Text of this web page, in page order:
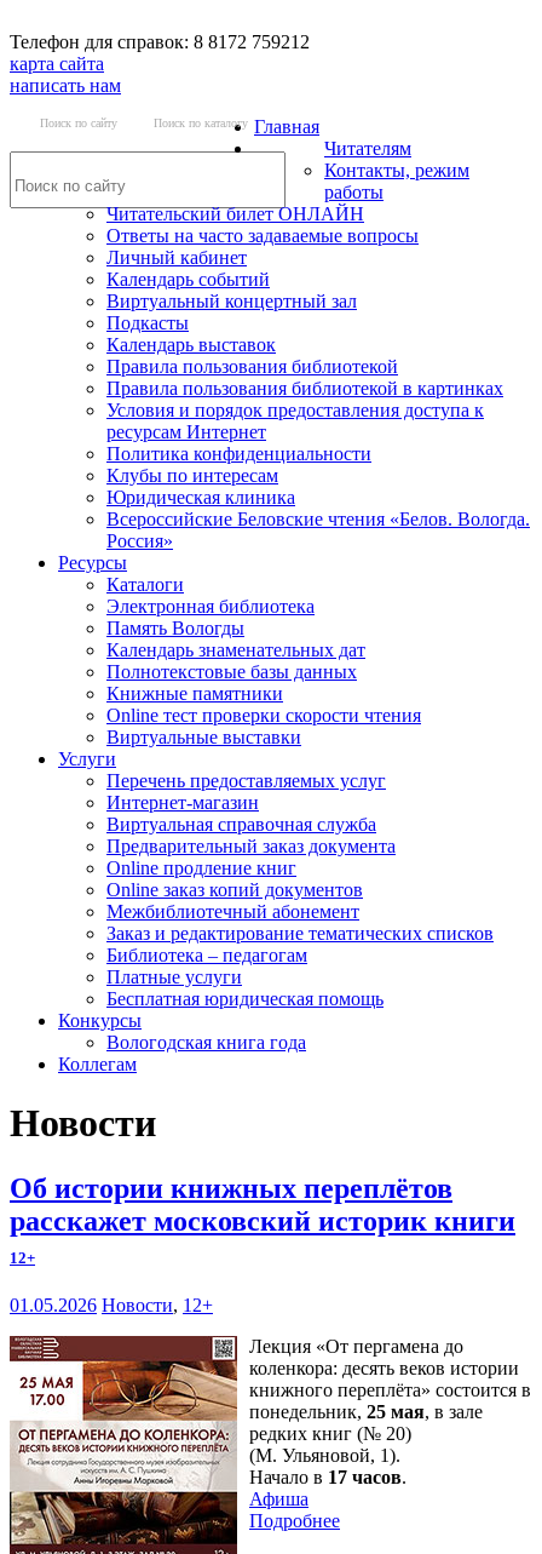
Телефон для справок: 8 8172 759212
карта сайта
написать нам
Поиск по сайту Поиск по каталогу Главная
Читателям
Контакты, режим
работы
Читательский билет ОНЛАЙН
Ответы на часто задаваемые вопросы
Личный кабинет
Календарь событий
Виртуальный концертный зал
Подкасты
Календарь выставок
Правила пользования библиотекой
Правила пользования библиотекой в картинках
Условия и порядок предоставления доступа к
ресурсам Интернет
Политика конфиденциальности
Клубы по интересам
Юридическая клиника
Всероссийские Беловские чтения «Белов. Вологда.
Россия»
Ресурсы
Каталоги
Электронная библиотека
Память Вологды
Календарь знаменательных дат
Полнотекстовые базы данных
Книжные памятники
Online тест проверки скорости чтения
Виртуальные выставки
Услуги
Перечень предоставляемых услуг
Интернет-магазин
Виртуальная справочная служба
Предварительный заказ документа
Online продление книг
Online заказ копий документов
Межбиблиотечный абонемент
Заказ и редактирование тематических списков
Библиотека – педагогам
Платные услуги
Бесплатная юридическая помощь
Конкурсы
Вологодская книга года
Коллегам
Новости
Об истории книжных переплётов
расскажет московский историк книги
12+
01.05.2026 Новости, 12+
Лекция «От пергамена до
коленкора: десять веков истории
книжного переплёта» состоится в
понедельник, 25 мая, в зале
редких книг (№ 20)
(М. Ульяновой, 1).
Начало в 17 часов.
Афиша
Подробнее